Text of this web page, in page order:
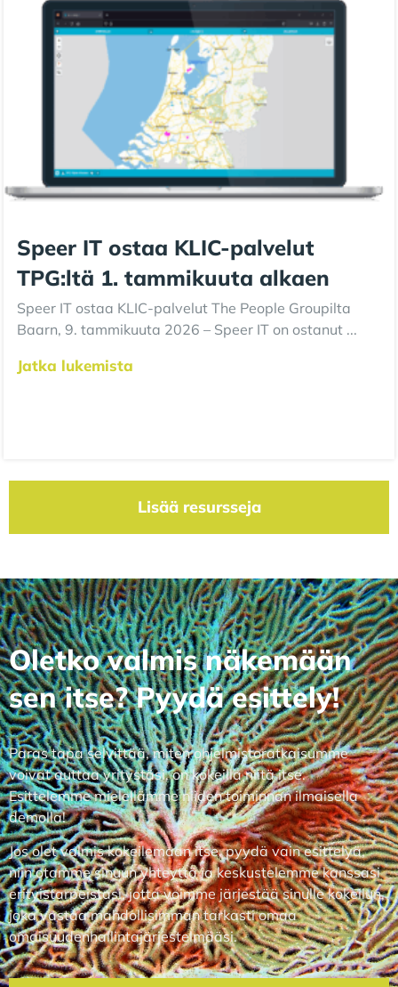
Speer IT ostaa KLIC-palvelut
TPG:ltä 1. tammikuuta alkaen
Speer IT ostaa KLIC-palvelut The People Groupilta
Baarn, 9. tammikuuta 2026 – Speer IT on ostanut ...
Jatka lukemista
Lisää resursseja
Oletko valmis näkemään
sen itse? Pyydä esittely!
Paras tapa selvittää, miten ohjelmistoratkaisumme
voivat auttaa yritystäsi, on kokeilla niitä itse.
Esittelemme mielellämme niiden toiminnan ilmaisella
demolla!
Jos olet valmis kokeilemaan itse, pyydä vain esittelyä,
niin otamme sinuun yhteyttä ja keskustelemme kanssasi
erityistarpeistasi, jotta voimme järjestää sinulle kokeilun,
joka vastaa mahdollisimman tarkasti omaa
omaisuudenhallintajärjestelmääsi.